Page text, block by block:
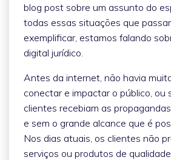
blog post sobre um assunto do
todas essas situações que
exemplificar, estamos falando
digital jurídico.
Antes da internet, não havia
conectar e impactar o público, ou
clientes recebiam as
e sem o grande alcance que é
Nos dias atuais, os clientes não
serviços ou produtos de